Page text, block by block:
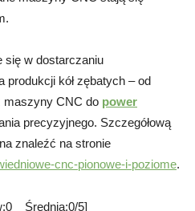
się w dostarczaniu
kół zębatych – od
maszyny CNC do power
precyzyjnego. Szczegółową
znaleźć na stronie
cnc-pionowe-i-poziome.
Średnia:0/5]